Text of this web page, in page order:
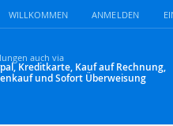
WILLKOMMEN ANMELDEN
auch via
Kreditkarte, Kauf auf Rechnung,
und Sofort Überweisung